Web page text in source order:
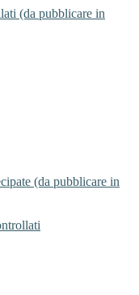
(da pubblicare in
(da pubblicare in